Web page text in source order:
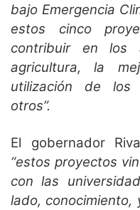
bajo Emergencia
estos cinco
contribuir en los
agricultura, la
utilización de los
otros”.
El gobernador
“estos proyectos
con las
lado, conocimiento,